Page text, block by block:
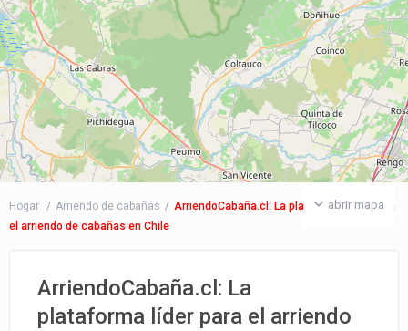
abrir mapa
Hogar Arriendo de cabañas
ArriendoCabaña.cl: La plataforma líder para
el arriendo de cabañas en Chile
ArriendoCabaña.cl: La
plataforma líder para el arriendo